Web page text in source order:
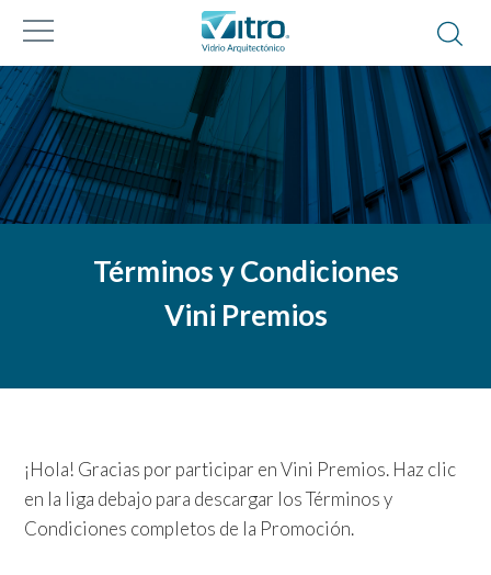
Términos y Condiciones
Vini Premios
¡Hola! Gracias por participar en Vini Premios. Haz clic
en la liga debajo para descargar los Términos y
Condiciones completos de la Promoción.